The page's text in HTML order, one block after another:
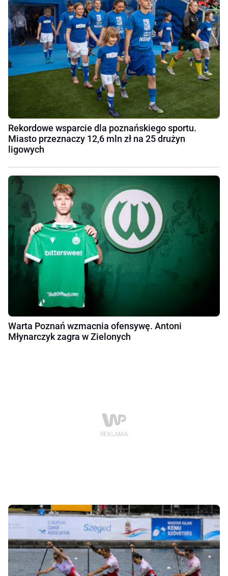
Rekordowe wsparcie dla poznańskiego sportu.
Miasto przeznaczy 12,6 mln zł na 25 drużyn
ligowych
Warta Poznań wzmacnia ofensywę. Antoni
Młynarczyk zagra w Zielonych